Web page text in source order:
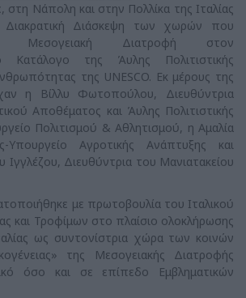
Νάπολη και στην Πολλίκα της Ιταλίας
Διακρατική Διάσκεψη των χωρών που
Μεσογειακή Διατροφή στον
Κατάλογο της Άυλης Πολιτιστικής
της UNESCO. Εκ μέρους της
η Βίλλυ Φωτοπούλου, Διευθύντρια
Αποθέματος και Άυλης Πολιτιστικής
Πολιτισμού & Αθλητισμού, η Αμαλία
Υπουργείο Αγροτικής Ανάπτυξης και
Ιγγλέζου, Διευθύντρια του Μανιατακείου
με πρωτοβουλία του Ιταλικού
και Τροφίμων στο πλαίσιο ολοκλήρωσης
ως συντονίστρια χώρα των κοινών
της Μεσογειακής Διατροφής
όσο και σε επίπεδο Εμβληματικών